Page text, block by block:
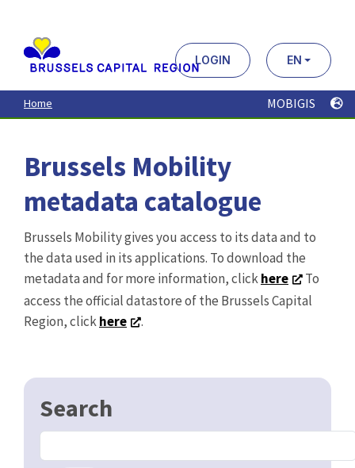
contenu
principal
LOGIN EN
Home MOBIGIS
Brussels Mobility
metadata catalogue
Brussels Mobility gives you access to its data and to
the data used in its applications. To download the
metadata and for more information, clickhere
To
access the official datastore of the Brussels Capital
Region, clickhere .
Search